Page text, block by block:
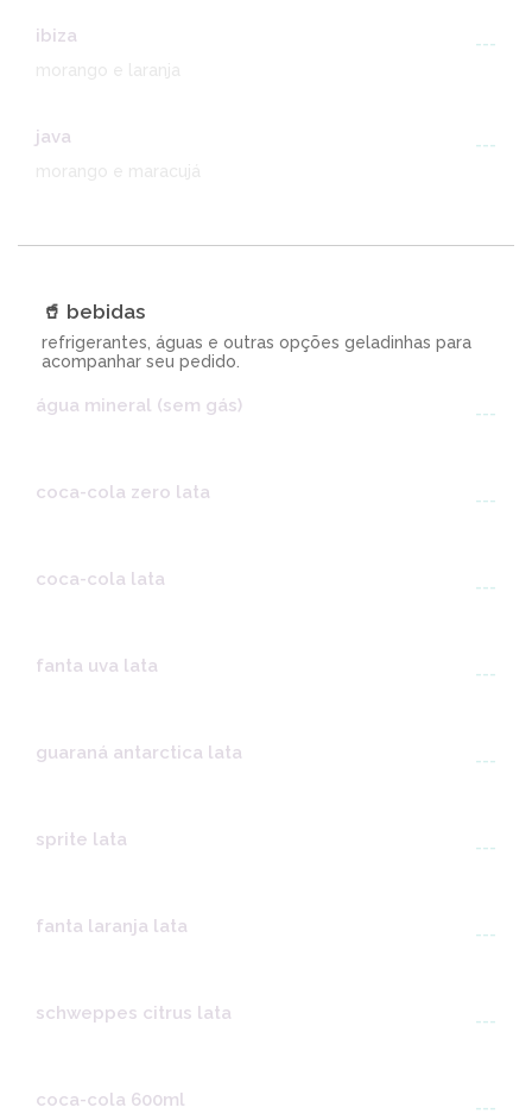
ibiza
---
java
---
morango e maracujá
🥤 bebidas
refrigerantes, águas e outras opções geladinhas para
acompanhar seu pedido.
água mineral (sem gás) ---
coca-cola zero lata ---
coca-cola lata ---
fanta uva lata ---
guaraná antarctica lata ---
sprite lata ---
fanta laranja lata ---
schweppes citrus lata ---
coca-cola 600ml ---